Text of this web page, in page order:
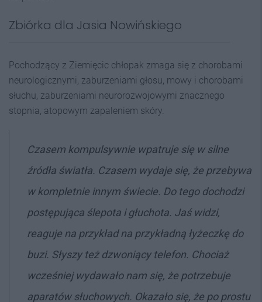
Zbiórka dla Jasia Nowińskiego
Pochodzący z Ziemięcic chłopak zmaga się z chorobami
neurologicznymi, zaburzeniami głosu, mowy i chorobami
słuchu, zaburzeniami neurorozwojowymi znacznego
stopnia, atopowym zapaleniem skóry.
Czasem kompulsywnie wpatruje się w silne
źródła światła. Czasem wydaje się, że przebywa
w kompletnie innym świecie. Do tego dochodzi
postępująca ślepota i głuchota. Jaś widzi,
reaguje na przykład na przykładną łyżeczkę do
buzi. Słyszy też dzwoniący telefon. Chociaż
wcześniej wydawało nam się, że potrzebuje
aparatów słuchowych. Okazało się, że po prostu